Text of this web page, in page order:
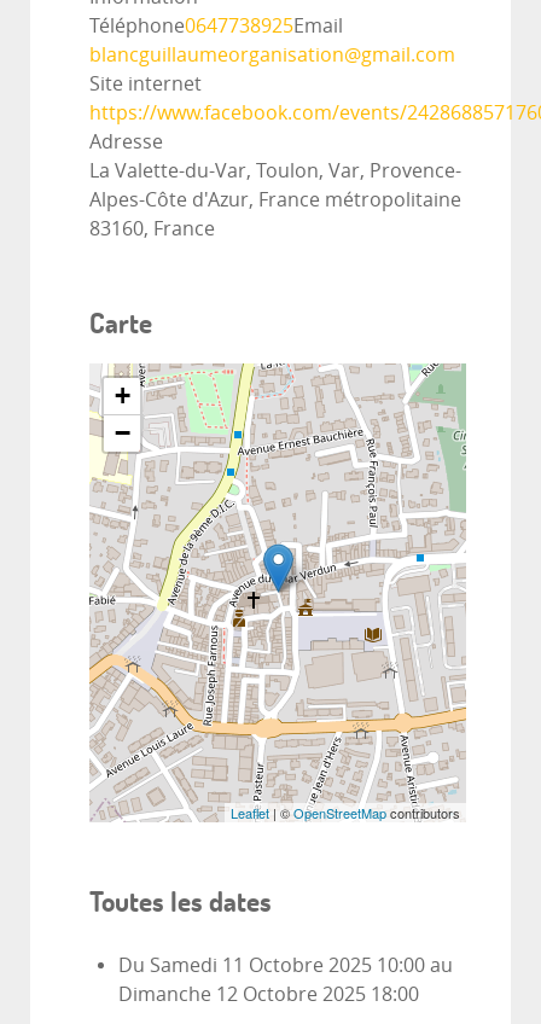
Téléphone0647738925Email
blancguillaumeorganisation@gmail.com
Site internet
https://www.facebook.com/events/
Adresse
La Valette-du-Var, Toulon, Var, Provence-
Alpes-Côte d'Azur, France métropolitaine
83160, France
Carte
+
−
Leaflet | ©OpenStreetMapcontributors
Toutes les dates
Du Samedi 11 Octobre 2025 10:00 au
Dimanche 12 Octobre 2025 18:00